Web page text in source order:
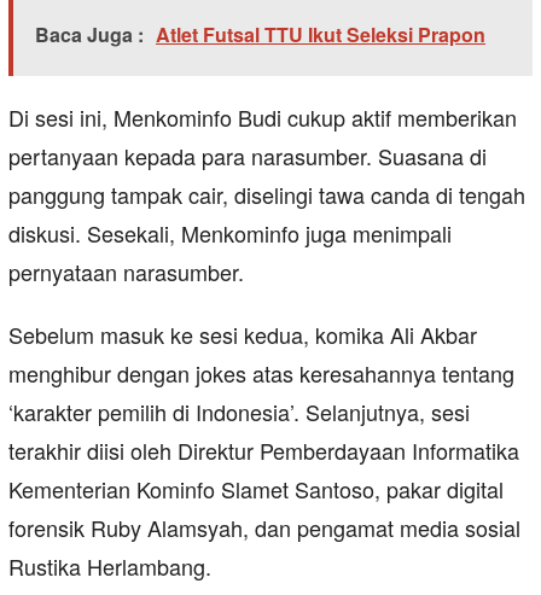
Baca Juga : Atlet Futsal TTU Ikut Seleksi Prapon
Di sesi ini, Menkominfo Budi cukup aktif memberikan
pertanyaan kepada para narasumber. Suasana di
panggung tampak cair, diselingi tawa canda di tengah
diskusi. Sesekali, Menkominfo juga menimpali
pernyataan narasumber.
Sebelum masuk ke sesi kedua, komika Ali Akbar
menghibur dengan jokes atas keresahannya tentang
‘karakter pemilih di Indonesia’. Selanjutnya, sesi
terakhir diisi oleh Direktur Pemberdayaan Informatika
Kementerian Kominfo Slamet Santoso, pakar digital
forensik Ruby Alamsyah, dan pengamat media sosial
Rustika Herlambang.